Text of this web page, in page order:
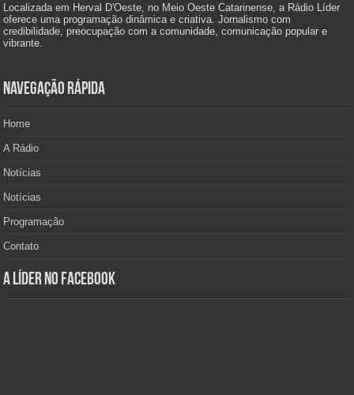
Localizada em Herval D'Oeste, no Meio Oeste Catarinense, a Rádio Líder
oferece uma programação dinâmica e criativa. Jornalismo com
credibilidade, preocupação com a comunidade, comunicação popular e
vibrante.
Navegação Rápida
Home
A Rádio
Notícias
Notícias
Programação
Contato
A Líder no Facebook